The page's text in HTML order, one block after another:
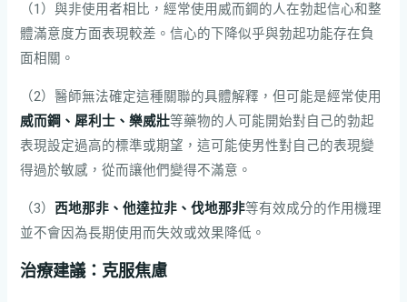
（1）與非使用者相比，經常使用威而鋼的人在勃起信心和整
體滿意度方面表現較差。信心的下降似乎與勃起功能存在負
面相關。
（2）醫師無法確定這種關聯的具體解釋，但可能是經常使用
威而鋼、犀利士、樂威壯等藥物的人可能開始對自己的勃起
表現設定過高的標準或期望，這可能使男性對自己的表現變
得過於敏感，從而讓他們變得不滿意。
（3）西地那非、他達拉非、伐地那非等有效成分的作用機理
並不會因為長期使用而失效或效果降低。
治療建議：克服焦慮